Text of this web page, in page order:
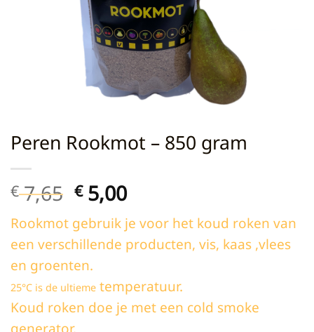
Peren Rookmot – 850 gram
€7,65 Oorspronkelijke
prijs
was:
€ 7,65.
€5,00Huidige
prijs
is:
€ 5,00.
Rookmot gebruik je voor het koud roken van
een verschillende producten, vis, kaas ,vlees
en groenten.
25°C is de ultieme temperatuur.
Koud roken doe je met een cold smoke